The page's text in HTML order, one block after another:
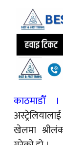
काठमाडौँ ।
खेलमा